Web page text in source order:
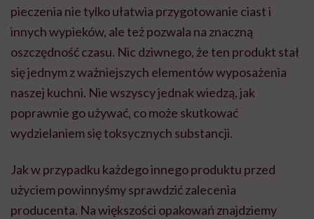
pieczenia nie tylko ułatwia przygotowanie ciast i
innych wypieków, ale też pozwala na znaczną
oszczędność czasu. Nic dziwnego, że ten produkt stał
się jednym z ważniejszych elementów wyposażenia
naszej kuchni. Nie wszyscy jednak wiedzą, jak
poprawnie go używać, co może skutkować
wydzielaniem się toksycznych substancji.
Jak w przypadku każdego innego produktu przed
użyciem powinnyśmy sprawdzić zalecenia
producenta. Na większości opakowań znajdziemy